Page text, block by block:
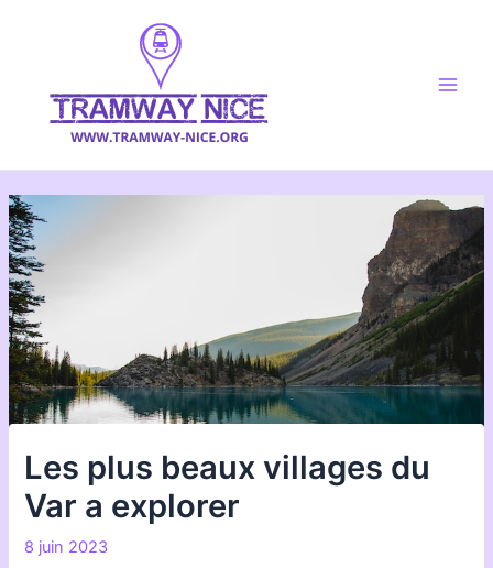
Les plus beaux villages du
Var a explorer
8 juin 2023